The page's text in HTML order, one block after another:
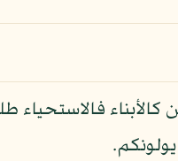
فالاستحياء